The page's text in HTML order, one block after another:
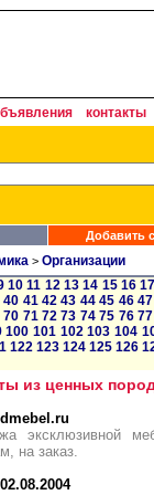
контакты
Добавить
> Организации
10 11 12 13 14 15 16
40 41 42 43 44 45 46 47
70 71 72 73 74 75 76 77
100 101 102 103 104
122 123 124 125 126
из ценных
эксклюзивной
на заказ.
02.08.2004